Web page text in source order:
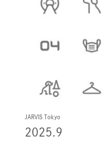
JARVIS Tokyo
2025.9